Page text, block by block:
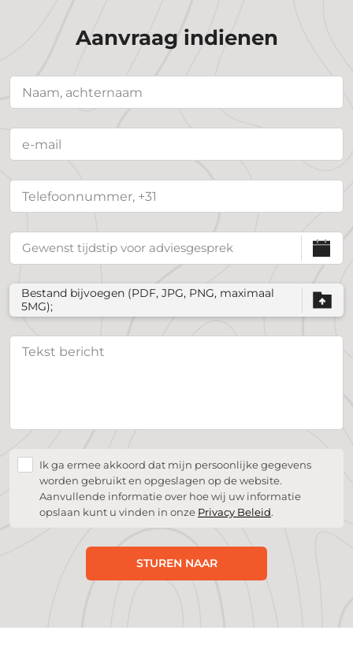
Aanvraag indienen
Bestand bijvoegen (PDF, JPG, PNG, maximaal
5MG);
Ik ga ermee akkoord dat mijn persoonlijke gegevens
worden gebruikt en opgeslagen op de website.
Aanvullende informatie over hoe wij uw informatie
opslaan kunt u vinden in onze Privacy Beleid.
STUREN NAAR